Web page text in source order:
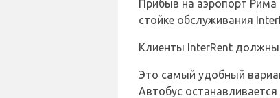
Прибыв на аэропорт Рима
стойке обслуживания
Клиенты InterRent
Это самый удобный
Автобус